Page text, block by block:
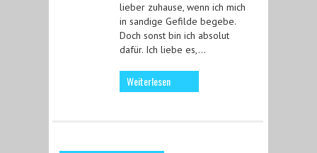
lieber zuhause, wenn ich mich
in sandige Gefilde begebe.
Doch sonst bin ich absolut
dafür. Ich liebe es,…
Weiterlesen